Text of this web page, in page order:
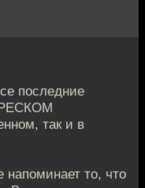
последние
так и в
то, что